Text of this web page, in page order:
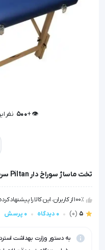
👁️ +
500 نفر
تخت ماساژ سوراخ دار Piltan سرمه ای
100٪ از کاربران، این کالا را پیشنهاد کرده اند.
5
(0) 0 دیدگاه 0 پرسش
به دستور وزارت بهداشت